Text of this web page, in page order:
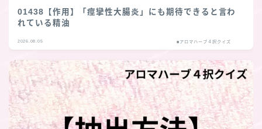
01438【作用】「痙攣性大腸炎」にも期待できると言わ
れている精油
2026.08.05 ■アロマハーブ４択クイズ